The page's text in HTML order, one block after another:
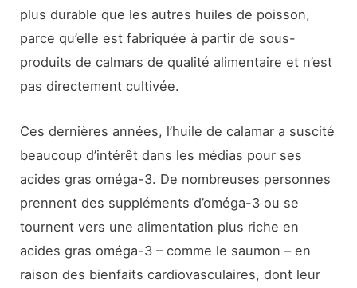
plus durable que les autres huiles de poisson,
parce qu’elle est fabriquée à partir de sous-
produits de calmars de qualité alimentaire et n’est
pas directement cultivée.
Ces dernières années, l’huile de calamar a suscité
beaucoup d’intérêt dans les médias pour ses
acides gras oméga-3. De nombreuses personnes
prennent des suppléments d’oméga-3 ou se
tournent vers une alimentation plus riche en
acides gras oméga-3 – comme le saumon – en
raison des bienfaits cardiovasculaires, dont leur